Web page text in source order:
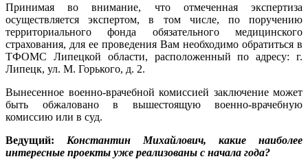
Принимая во внимание, что отмеченная экспертиза
осуществляется экспертом, в том числе, по поручению
территориального фонда обязательного медицинского
страхования, для ее проведения Вам необходимо обратиться в
ТФОМС Липецкой области, расположенный по адресу: г.
Липецк, ул. М. Горького, д. 2.
Вынесенное военно-врачебной комиссией заключение может
быть обжаловано в вышестоящую военно-врачебную
комиссию или в суд.
Ведущий: Константин Михайлович, какие наиболее
интересные проекты уже реализованы с начала года?